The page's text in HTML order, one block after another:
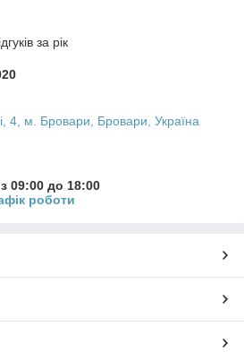
за рік
4, м. Бровари, Бровари, Україна
09:00 до 18:00
роботи